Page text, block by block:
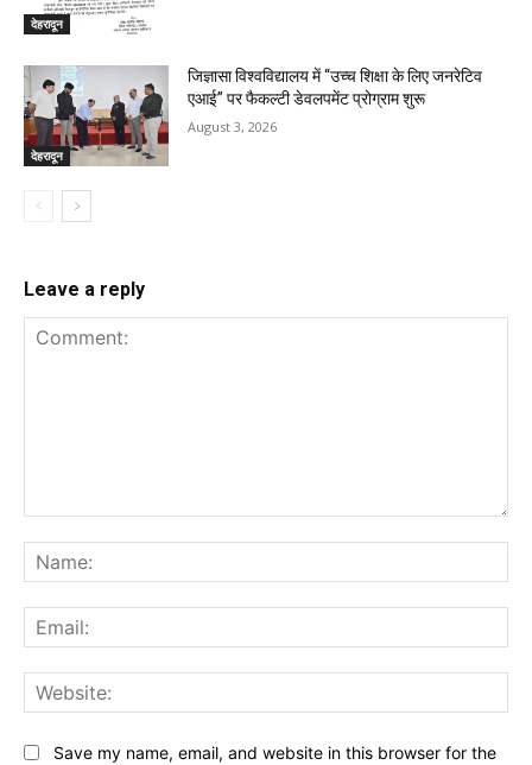
देहरादून
देहरादून
जिज्ञासा विश्वविद्यालय में “उच्च शिक्षा के लिए जनरेटिव
एआई” पर फैकल्टी डेवलपमेंट प्रोग्राम शुरू
August 3, 2026
Leave a reply
Save my name, email, and website in this browser for the